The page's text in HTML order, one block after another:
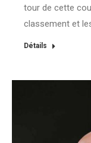
tour de cette
classement et
Détails